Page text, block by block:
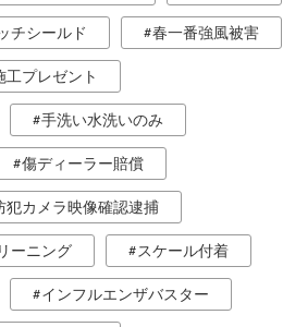
チシールド 春一番強風被害
工プレゼント
手洗い水洗いのみ
傷ディーラー賠償
犯カメラ映像確認逮捕
ーニング スケール付着
インフルエンザバスター